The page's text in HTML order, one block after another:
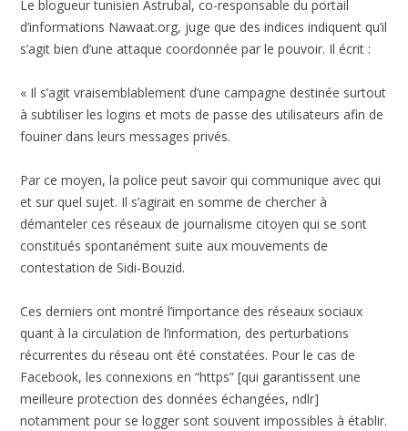
Le blogueur tunisien Astrubal, co-responsable du portail
d’informations Nawaat.org, juge que des indices indiquent qu’il
s’agit bien d’une attaque coordonnée par le pouvoir. Il écrit :
« Il s’agit vraisemblablement d’une campagne destinée surtout
à subtiliser les logins et mots de passe des utilisateurs afin de
fouiner dans leurs messages privés.
Par ce moyen, la police peut savoir qui communique avec qui
et sur quel sujet. Il s’agirait en somme de chercher à
démanteler ces réseaux de journalisme citoyen qui se sont
constitués spontanément suite aux mouvements de
contestation de Sidi-Bouzid.
Ces derniers ont montré l’importance des réseaux sociaux
quant à la circulation de l’information, des perturbations
récurrentes du réseau ont été constatées. Pour le cas de
Facebook, les connexions en “https” [qui garantissent une
meilleure protection des données échangées, ndlr]
notamment pour se logger sont souvent impossibles à établir.